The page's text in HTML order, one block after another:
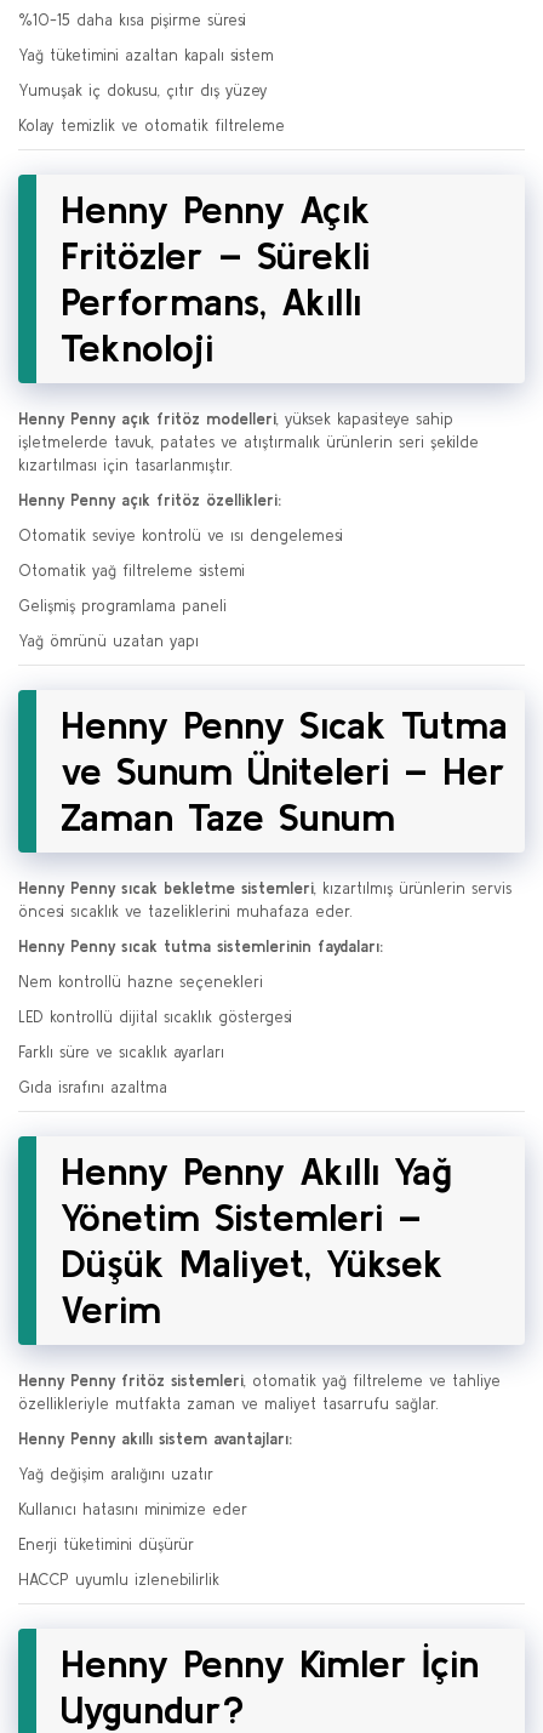
%10-15 daha kısa pişirme süresi
Yağ tüketimini azaltan kapalı sistem
Yumuşak iç dokusu, çıtır dış yüzey
Kolay temizlik ve otomatik filtreleme
Henny Penny Açık
Fritözler – Sürekli
Performans, Akıllı
Teknoloji
Henny Penny açık fritöz modelleri , yüksek kapasiteye sahip
işletmelerde tavuk, patates ve atıştırmalık ürünlerin seri şekilde
kızartılması için tasarlanmıştır.
Henny Penny açık fritöz özellikleri:
Otomatik seviye kontrolü ve ısı dengelemesi
Otomatik yağ filtreleme sistemi
Gelişmiş programlama paneli
Yağ ömrünü uzatan yapı
Henny Penny Sıcak Tutma
ve Sunum Üniteleri – Her
Zaman Taze Sunum
Henny Penny sıcak bekletme sistemleri , kızartılmış ürünlerin servis
öncesi sıcaklık ve tazeliklerini muhafaza eder.
Henny Penny sıcak tutma sistemlerinin faydaları:
Nem kontrollü hazne seçenekleri
LED kontrollü dijital sıcaklık göstergesi
Farklı süre ve sıcaklık ayarları
Gıda israfını azaltma
Henny Penny Akıllı Yağ
Yönetim Sistemleri –
Düşük Maliyet, Yüksek
Verim
Henny Penny fritöz sistemleri , otomatik yağ filtreleme ve tahliye
özellikleriyle mutfakta zaman ve maliyet tasarrufu sağlar.
Henny Penny akıllı sistem avantajları:
Yağ değişim aralığını uzatır
Kullanıcı hatasını minimize eder
Enerji tüketimini düşürür
HACCP uyumlu izlenebilirlik
Henny Penny Kimler İçin
Uygundur?